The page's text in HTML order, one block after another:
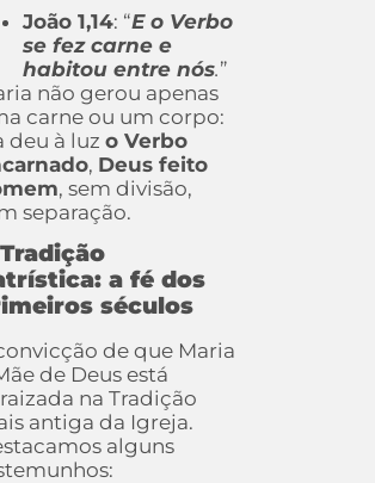
João 1,14: “E o Verbo
se fez carne e
habitou entre nós.”
não gerou apenas
carne ou um corpo:
deu à luz o Verbo
, Deus feito
, sem divisão,
separação.
a fé dos
séculos
de que Maria
de Deus está
na Tradição
antiga da Igreja.
alguns